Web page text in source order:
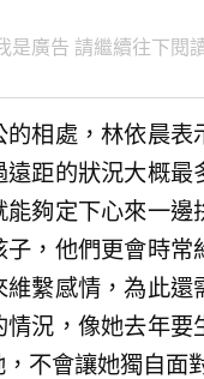
是廣告 請繼續往下閱
相處，林依晨表
遠距的狀況大概最
能夠定下心來一邊
，他們更會時常
繫感情，為此還
情況，像她去年要
不會讓她獨自面